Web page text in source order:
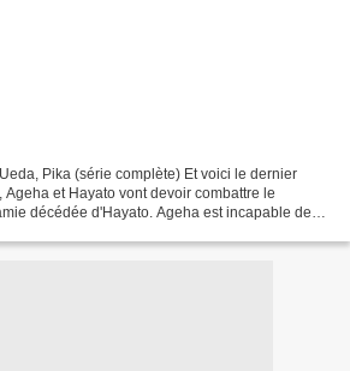
Pika (série complète) Et voici le dernier
Ageha et Hayato vont devoir combattre le
décédée d'Hayato. Ageha est incapable de